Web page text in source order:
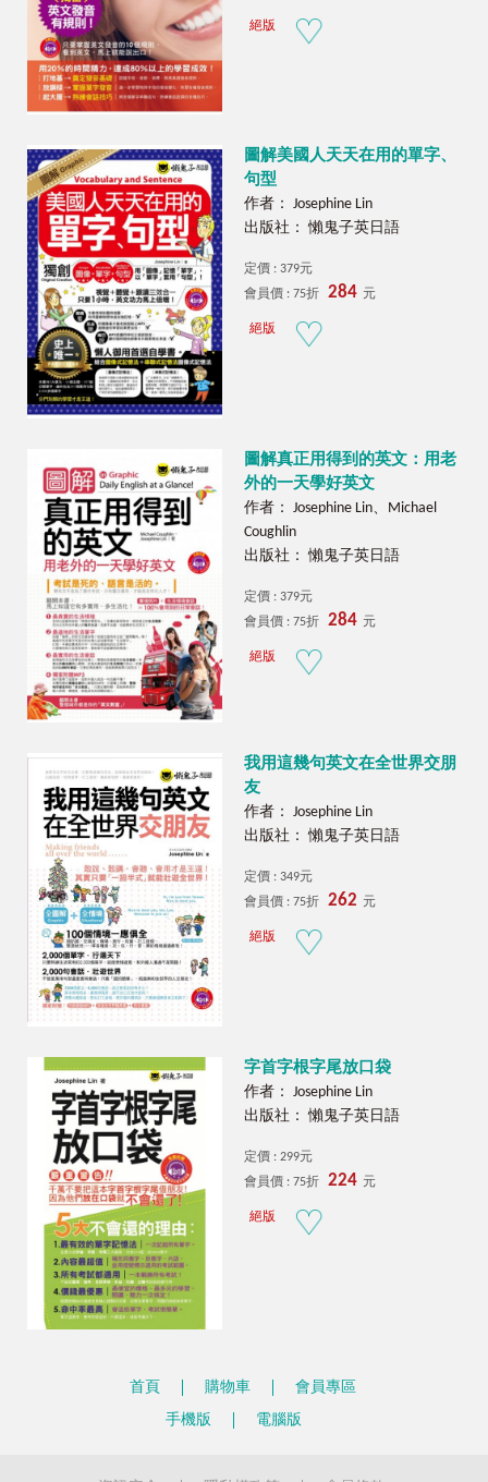
絕版
圖解美國人天天在用的單字、
句型
作者： Josephine Lin
出版社： 懶鬼子英日語
定價 : 379元
會員價 : 75折
284 元
絕版
圖解真正用得到的英文：用老
外的一天學好英文
作者： Josephine Lin、Michael
Coughlin
出版社： 懶鬼子英日語
定價 : 379元
會員價 : 75折
284 元
絕版
我用這幾句英文在全世界交朋
友
作者： Josephine Lin
出版社： 懶鬼子英日語
定價 : 349元
會員價 : 75折
262 元
絕版
字首字根字尾放口袋
作者： Josephine Lin
出版社： 懶鬼子英日語
定價 : 299元
會員價 : 75折
224 元
絕版
首頁 購物車
會員專區
手機版
電腦版